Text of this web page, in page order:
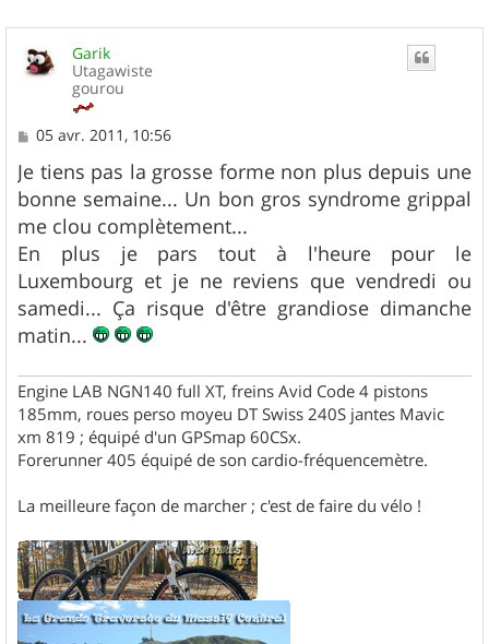
Garik
Utagawiste
gourou
M
s
s
a
g
e
05 avr. 2011, 10:56
Je tiens pas la grosse forme non plus depuis une
bonne semaine... Un bon gros syndrome grippal
me clou complètement...
En plus je pars tout à l'heure pour le
Luxembourg et je ne reviens que vendredi ou
samedi... Ça risque d'être grandiose dimanche
matin...
Engine LAB NGN140 full XT, freins Avid Code 4 pistons
185mm, roues perso moyeu DT Swiss 240S jantes Mavic
xm 819 ; équipé d'un GPSmap 60CSx.
Forerunner 405 équipé de son cardio-fréquencemètre.
La meilleure façon de marcher ; c'est de faire du vélo !